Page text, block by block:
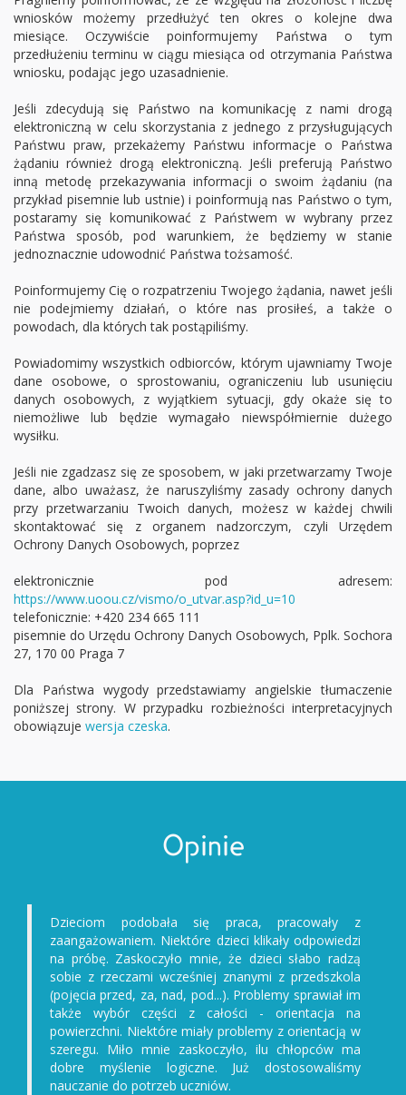
wniosków możemy przedłużyć ten okres o kolejne dwa
miesiące. Oczywiście poinformujemy Państwa o tym
przedłużeniu terminu w ciągu miesiąca od otrzymania Państwa
wniosku, podając jego uzasadnienie.
Jeśli zdecydują się Państwo na komunikację z nami drogą
elektroniczną w celu skorzystania z jednego z przysługujących
Państwu praw, przekażemy Państwu informacje o Państwa
żądaniu również drogą elektroniczną. Jeśli preferują Państwo
inną metodę przekazywania informacji o swoim żądaniu (na
przykład pisemnie lub ustnie) i poinformują nas Państwo o tym,
postaramy się komunikować z Państwem w wybrany przez
Państwa sposób, pod warunkiem, że będziemy w stanie
jednoznacznie udowodnić Państwa tożsamość.
Poinformujemy Cię o rozpatrzeniu Twojego żądania, nawet jeśli
nie podejmiemy działań, o które nas prosiłeś, a także o
powodach, dla których tak postąpiliśmy.
Powiadomimy wszystkich odbiorców, którym ujawniamy Twoje
dane osobowe, o sprostowaniu, ograniczeniu lub usunięciu
danych osobowych, z wyjątkiem sytuacji, gdy okaże się to
niemożliwe lub będzie wymagało niewspółmiernie dużego
wysiłku.
Jeśli nie zgadzasz się ze sposobem, w jaki przetwarzamy Twoje
dane, albo uważasz, że naruszyliśmy zasady ochrony danych
przy przetwarzaniu Twoich danych, możesz w każdej chwili
skontaktować się z organem nadzorczym, czyli Urzędem
Ochrony Danych Osobowych, poprzez
elektronicznie pod adresem:
https://www.uoou.cz/vismo/o_utvar.asp?id_u=10
telefonicznie: +420 234 665 111
pisemnie do Urzędu Ochrony Danych Osobowych, Pplk. Sochora
27, 170 00 Praga 7
Dla Państwa wygody przedstawiamy angielskie tłumaczenie
poniższej strony. W przypadku rozbieżności interpretacyjnych
obowiązuje wersja czeska.
Opinie
Dzieciom podobała się praca, pracowały z
zaangażowaniem. Niektóre dzieci klikały odpowiedzi
na próbę. Zaskoczyło mnie, że dzieci słabo radzą
sobie z rzeczami wcześniej znanymi z przedszkola
(pojęcia przed, za, nad, pod...). Problemy sprawiał im
także wybór części z całości - orientacja na
powierzchni. Niektóre miały problemy z orientacją w
szeregu. Miło mnie zaskoczyło, ilu chłopców ma
dobre myślenie logiczne. Już dostosowaliśmy
nauczanie do potrzeb uczniów.